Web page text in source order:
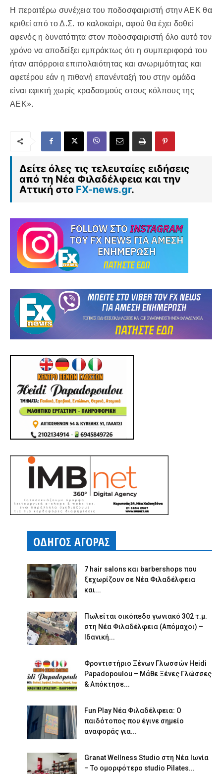
Η περαιτέρω συνέχεια του ποδοσφαιριστή στην ΑΕΚ θα
κριθεί από το Δ.Σ. το καλοκαίρι, αφού θα έχει δοθεί
αφενός η δυνατότητα στον ποδοσφαιριστή όλο αυτό τον
χρόνο να αποδείξει εμπράκτως ότι η συμπεριφορά του
ήταν απόρροια επιπολαιότητας και ανωριμότητας και
αφετέρου εάν η πιθανή επανένταξή του στην ομάδα
είναι εφικτή χωρίς κραδασμούς στους κόλπους της
ΑΕΚ».
Δείτε όλες τις τελευταίες ειδήσεις
από τη Νέα Φιλαδέλφεια και την
Αττική στο FX-news.gr.
ΟΔΗΓΟΣ ΑΓΟΡΑΣ
7 hair salons και barbershops που
ξεχωρίζουν σε Νέα Φιλαδέλφεια
και...
Πωλείται οικόπεδο γωνιακό 302 τ.μ.
στη Νέα Φιλαδέλφεια (Απόμαχοι) –
Ιδανική...
Φροντιστήριο Ξένων Γλωσσών Heidi
Papadopoulou – Μάθε Ξένες Γλώσσες
& Απόκτησε...
Fun Play Νέα Φιλαδέλφεια: Ο
παιδότοπος που έγινε σημείο
αναφοράς για...
Granat Wellness Studio στη Νέα Ιωνία
– Το ομορφότερο studio Pilates...